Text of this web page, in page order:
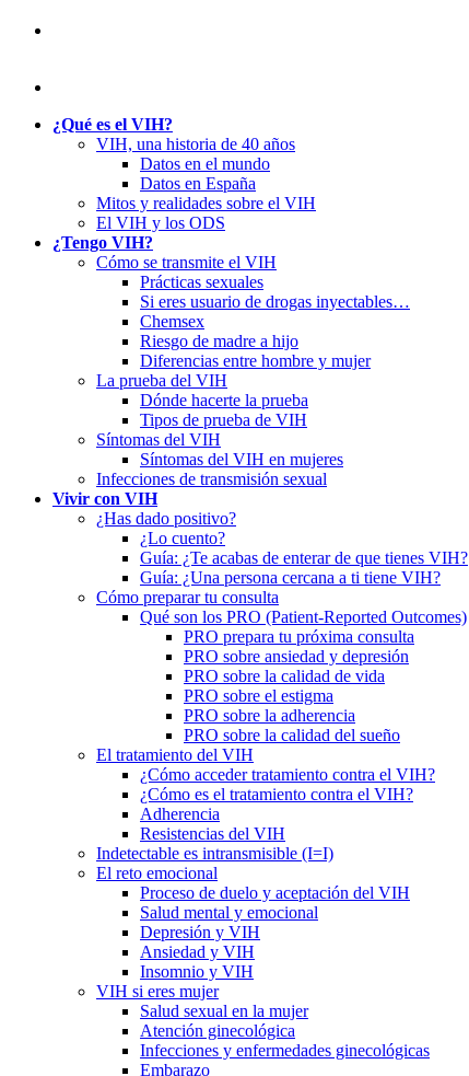
¿Qué es el VIH?
VIH, una historia de 40 años
Datos en el mundo
Datos en España
Mitos y realidades sobre el VIH
El VIH y los ODS
¿Tengo VIH?
Cómo se transmite el VIH
Prácticas sexuales
Si eres usuario de drogas inyectables…
Chemsex
Riesgo de madre a hijo
Diferencias entre hombre y mujer
La prueba del VIH
Dónde hacerte la prueba
Tipos de prueba de VIH
Síntomas del VIH
Síntomas del VIH en mujeres
Infecciones de transmisión sexual
Vivir con VIH
¿Has dado positivo?
¿Lo cuento?
Guía: ¿Te acabas de enterar de que tienes VIH?
Guía: ¿Una persona cercana a ti tiene VIH?
Cómo preparar tu consulta
Qué son los PRO (Patient-Reported Outcomes)
PRO prepara tu próxima consulta
PRO sobre ansiedad y depresión
PRO sobre la calidad de vida
PRO sobre el estigma
PRO sobre la adherencia
PRO sobre la calidad del sueño
El tratamiento del VIH
¿Cómo acceder tratamiento contra el VIH?
¿Cómo es el tratamiento contra el VIH?
Adherencia
Resistencias del VIH
Indetectable es intransmisible (I=I)
El reto emocional
Proceso de duelo y aceptación del VIH
Salud mental y emocional
Depresión y VIH
Ansiedad y VIH
Insomnio y VIH
VIH si eres mujer
Salud sexual en la mujer
Atención ginecológica
Infecciones y enfermedades ginecológicas
Embarazo